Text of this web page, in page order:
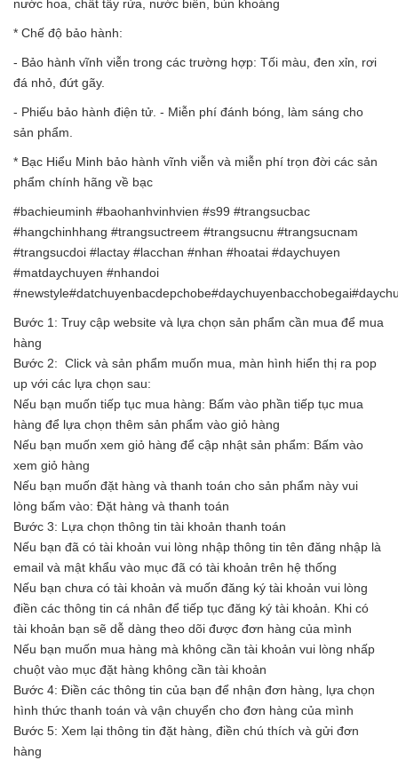
nước hoa, chất tẩy rửa, nước biển, bùn khoáng
* Chế độ bảo hành:
- Bảo hành vĩnh viễn trong các trường hợp: Tối màu, đen xỉn, rơi
đá nhỏ, đứt gãy.
- Phiếu bảo hành điện tử. - Miễn phí đánh bóng, làm sáng cho
sản phẩm.
* Bạc Hiểu Minh bảo hành vĩnh viễn và miễn phí trọn đời các sản
phẩm chính hãng về bạc
#bachieuminh #baohanhvinhvien #s99 #trangsucbac
#hangchinhhang #trangsuctreem #trangsucnu #trangsucnam
#trangsucdoi #lactay #lacchan #nhan #hoatai #daychuyen
#matdaychuyen #nhandoi
Bước 1: Truy cập website và lựa chọn sản phẩm cần mua để mua
hàng
Bước 2: Click và sản phẩm muốn mua, màn hình hiển thị ra pop
up với các lựa chọn sau:
Nếu bạn muốn tiếp tục mua hàng: Bấm vào phần tiếp tục mua
hàng để lựa chọn thêm sản phẩm vào giỏ hàng
Nếu bạn muốn xem giỏ hàng để cập nhật sản phẩm: Bấm vào
xem giỏ hàng
Nếu bạn muốn đặt hàng và thanh toán cho sản phẩm này vui
lòng bấm vào: Đặt hàng và thanh toán
Bước 3: Lựa chọn thông tin tài khoản thanh toán
Nếu bạn đã có tài khoản vui lòng nhập thông tin tên đăng nhập là
email và mật khẩu vào mục đã có tài khoản trên hệ thống
Nếu bạn chưa có tài khoản và muốn đăng ký tài khoản vui lòng
điền các thông tin cá nhân để tiếp tục đăng ký tài khoản. Khi có
tài khoản bạn sẽ dễ dàng theo dõi được đơn hàng của mình
Nếu bạn muốn mua hàng mà không cần tài khoản vui lòng nhấp
chuột vào mục đặt hàng không cần tài khoản
Bước 4: Điền các thông tin của bạn để nhận đơn hàng, lựa chọn
hình thức thanh toán và vận chuyển cho đơn hàng của mình
Bước 5: Xem lại thông tin đặt hàng, điền chú thích và gửi đơn
hàng